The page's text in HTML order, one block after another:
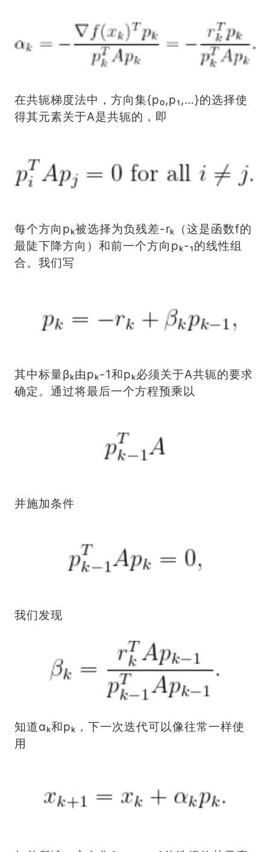
在共轭梯度法中，方向集{p₀,p₁,…}的选择使
得其元素关于A是共轭的，即
每个方向pₖ被选择为负残差-rₖ（这是函数f的
最陡下降方向）和前一个方向pₖ-₁的线性组
合。我们写
其中标量βₖ由pₖ-1和pₖ必须关于A共轭的要求
确定。通过将最后一个方程预乘以
并施加条件
我们发现
知道αₖ和pₖ，下一次迭代可以像往常一样使
用